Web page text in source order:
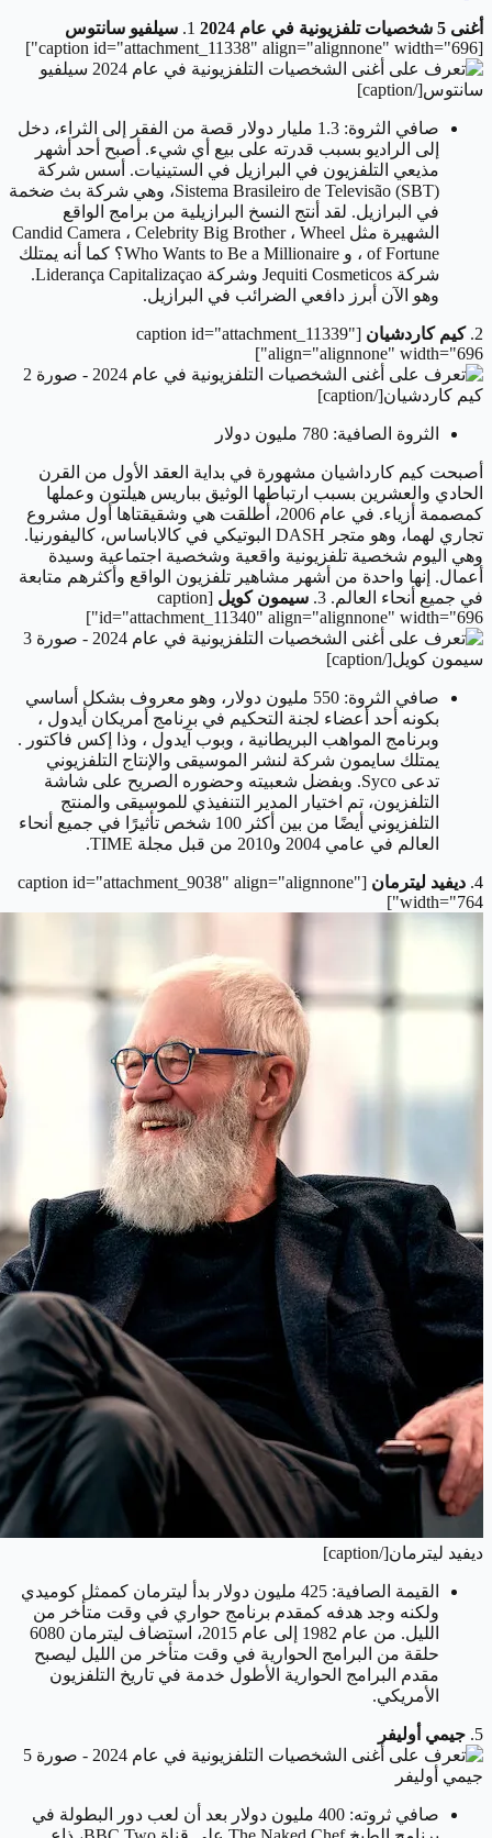
أغنى 5 شخصيات تلفزيونية في عام 2024 1. سيلفيو سانتوس
[caption id="attachment_11338" align="alignnone" width="696"]
سيلفيو
سانتوس[/caption]
صافي الثروة: 1.3 مليار دولار
قصة من الفقر إلى الثراء، دخل
إلى الراديو بسبب قدرته على بيع أي شيء. أصبح أحد أشهر
مذيعي التلفزيون في البرازيل في الستينيات. أسس شركة
Sistema Brasileiro de Televisão (SBT)، وهي شركة بث ضخمة
في البرازيل. لقد أنتج النسخ البرازيلية من برامج الواقع
الشهيرة مثل Candid Camera ، Celebrity Big Brother ، Wheel
of Fortune ، و Who Wants to Be a Millionaire؟ كما أنه يمتلك
شركة Jequiti Cosmeticos وشركة Liderança Capitalizaçao.
وهو الآن أبرز دافعي الضرائب في البرازيل.
2. كيم كاردشيان
[caption id="attachment_11339"
align="alignnone" width="696"]
كيم كاردشيان[/caption]
الثروة الصافية: 780 مليون دولار
أصبحت كيم كارداشيان مشهورة في بداية العقد الأول من القرن
الحادي والعشرين بسبب ارتباطها الوثيق بباريس هيلتون وعملها
كمصممة أزياء. في عام 2006، أطلقت هي وشقيقتاها أول مشروع
تجاري لهما، وهو متجر DASH البوتيكي في كالاباساس، كاليفورنيا.
وهي اليوم شخصية تلفزيونية واقعية وشخصية اجتماعية وسيدة
أعمال. إنها واحدة من أشهر مشاهير تلفزيون الواقع وأكثرهم متابعة
في جميع أنحاء العالم. 3. سيمون كويل
[caption
id="attachment_11340" align="alignnone" width="696"]
سيمون كويل[/caption]
صافي الثروة: 550 مليون دولار،
وهو معروف بشكل أساسي
بكونه أحد أعضاء لجنة التحكيم في برنامج أمريكان أيدول ،
وبرنامج المواهب البريطانية ، وبوب آيدول ، وذا إكس فاكتور .
يمتلك سايمون شركة لنشر الموسيقى والإنتاج التلفزيوني
تدعى Syco. وبفضل شعبيته وحضوره الصريح على شاشة
التلفزيون، تم اختيار المدير التنفيذي للموسيقى والمنتج
التلفزيوني أيضًا من بين أكثر 100 شخص تأثيرًا في جميع أنحاء
العالم في عامي 2004 و2010 من قبل مجلة TIME.
4. ديفيد ليترمان
[caption id="attachment_9038" align="alignnone"
width="764"]
ديفيد ليترمان[/caption]
القيمة الصافية: 425 مليون دولار
بدأ ليترمان كممثل كوميدي
ولكنه وجد هدفه كمقدم برنامج حواري في وقت متأخر من
الليل. من عام 1982 إلى عام 2015، استضاف ليترمان 6080
حلقة من البرامج الحوارية في وقت متأخر من الليل ليصبح
مقدم البرامج الحوارية الأطول خدمة في تاريخ التلفزيون
الأمريكي.
5. جيمي أوليفر
جيمي أوليفر
صافي ثروته: 400 مليون دولار
بعد أن لعب دور البطولة في